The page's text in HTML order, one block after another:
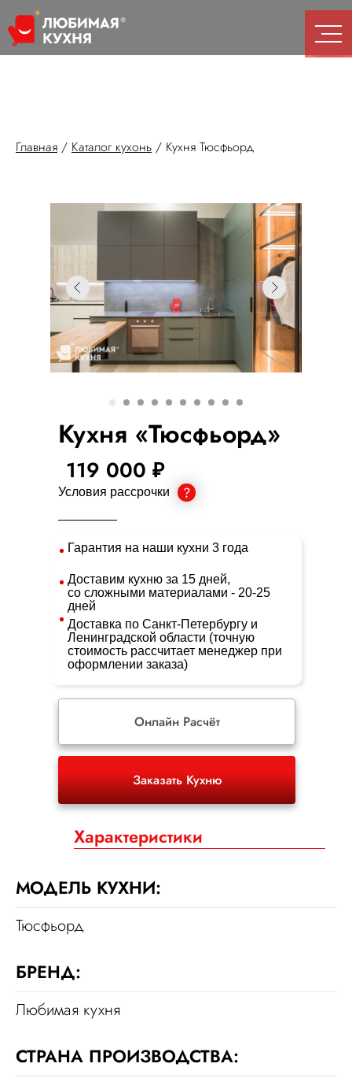
Главная / Каталог кухонь / Кухня Тюсфьорд
Онлайн Расчёт
Условия рассрочки
Доставим кухню за 15 дней,
со сложными материалами - 20-25
дней
Доставка по Санкт-Петербургу и
Ленинградской области (точную
стоимость рассчитает менеджер при
оформлении заказа)
Гарантия на наши кухни 3 года
119 000 ₽
Заказать Кухню
Кухня «Тюсфьорд»
Характеристики
МОДЕЛЬ КУХНИ:
Тюсфьорд
БРЕНД:
Любимая кухня
СТРАНА ПРОИЗВОДСТВА: